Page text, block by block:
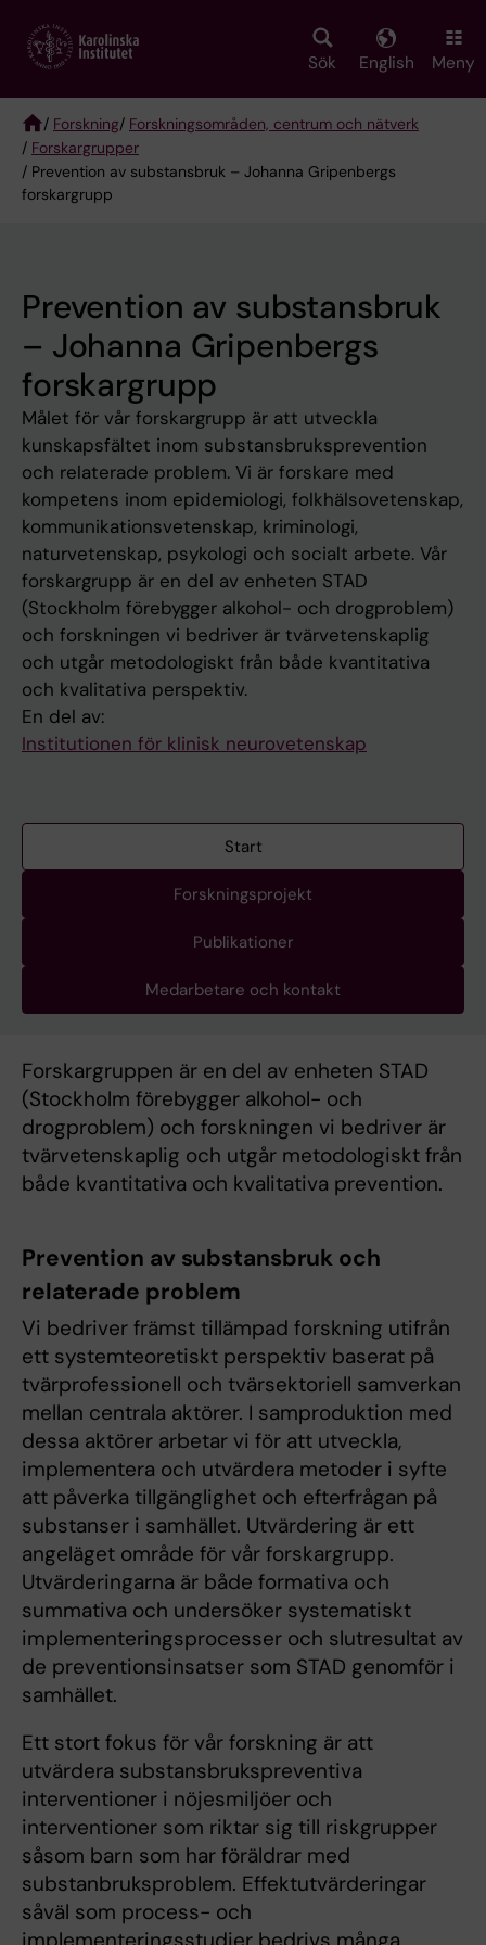
main
Sök English Meny
Breadcrumb
/ Forskning/ Forskningsområden, centrum och nätverk
/ Forskargrupper
/ Prevention av substansbruk – Johanna Gripenbergs
forskargrupp
Prevention av substansbruk
– Johanna Gripenbergs
forskargrupp
Målet för vår forskargrupp är att utveckla
kunskapsfältet inom substansbruksprevention
och relaterade problem. Vi är forskare med
kompetens inom epidemiologi, folkhälsovetenskap,
kommunikationsvetenskap, kriminologi,
naturvetenskap, psykologi och socialt arbete. Vår
forskargrupp är en del av enheten STAD
(Stockholm förebygger alkohol- och drogproblem)
och forskningen vi bedriver är tvärvetenskaplig
och utgår metodologiskt från både kvantitativa
och kvalitativa perspektiv.
En del av:
Institutionen för klinisk neurovetenskap
Start
Forskningsprojekt
Publikationer
Medarbetare och kontakt
Forskargruppen är en del av enheten STAD
(Stockholm förebygger alkohol- och
drogproblem) och forskningen vi bedriver är
tvärvetenskaplig och utgår metodologiskt från
både kvantitativa och kvalitativa prevention.
Prevention av substansbruk och
relaterade problem
Vi bedriver främst tillämpad forskning utifrån
ett systemteoretiskt perspektiv baserat på
tvärprofessionell och tvärsektoriell samverkan
mellan centrala aktörer. I samproduktion med
dessa aktörer arbetar vi för att utveckla,
implementera och utvärdera metoder i syfte
att påverka tillgänglighet och efterfrågan på
substanser i samhället. Utvärdering är ett
angeläget område för vår forskargrupp.
Utvärderingarna är både formativa och
summativa och undersöker systematiskt
implementeringsprocesser och slutresultat av
de preventionsinsatser som STAD genomför i
samhället.
Ett stort fokus för vår forskning är att
utvärdera substansbrukspreventiva
interventioner i nöjesmiljöer och
interventioner som riktar sig till riskgrupper
såsom barn som har föräldrar med
substanbruksproblem. Effektutvärderingar
såväl som process- och